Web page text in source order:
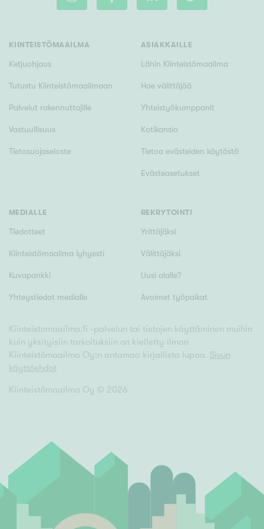
Uudiskohteet
Kunto
Hyvä
Ominaisuudet
Hissi
Järvi- tai merinäköala
Parveke
Senioriasunto
KIINTEISTÖMAAILMA
Ketjuohjaus
Tutustu Kiinteistömaailmaan
Palvelut rakennuttajille
Vastuullisuus
Tietosuojaseloste
ASIAKKAILLE
Lähin Kiinteistömaailma
Hae välittäjää
Yhteistyökumppanit
Kotikansio
Tietoa evästeiden käytöstä
Evästeasetukset
MEDIALLE
Tiedotteet
Kiinteistömaailma lyhyesti
Kuvapankki
Yhteystiedot medialle
REKRYTOINTI
Yrittäjäksi
Välittäjäksi
Uusi alalle?
Avoimet työpaikat
Kiinteistomaailma.fi -palvelun tai tietojen käyttäminen muihin
kuin yksityisiin tarkoituksiin on kielletty ilman
Kiinteistömaailma Oy:n antamaa kirjallista lupaa. Sivun
käyttöehdot
Kiinteistömaailma Oy © 2026